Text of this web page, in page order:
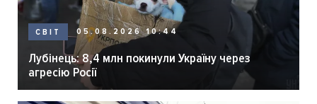
СВІТ 05.08.2026 10:44
Лубінець: 8,4 млн покинули Україну через
агресію Росії